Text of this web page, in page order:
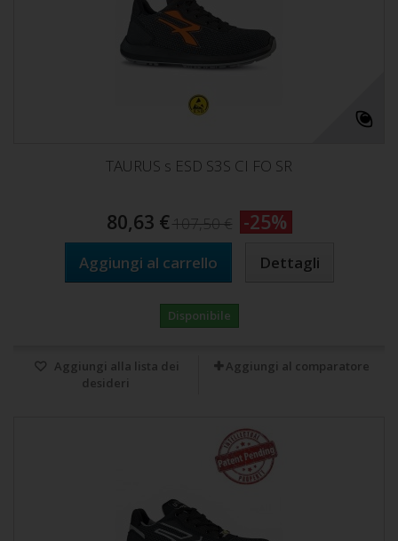
TAURUS s ESD S3S CI FO SR
80,63 €107,50 € -25%
Aggiungi al carrello Dettagli
Disponibile
Aggiungi alla lista dei
desideri
Aggiungi al comparatore